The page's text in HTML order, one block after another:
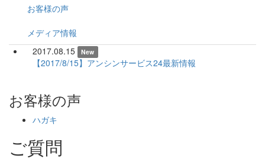
お客様の声
メディア情報
2017.08.15
New
【2017/8/15】アンシンサービス24最新情報
お客様の声
ハガキ
ご質問